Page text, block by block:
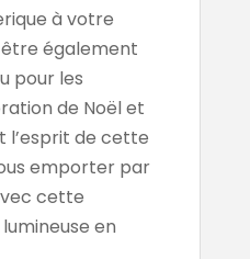
à votre
également
pour les
de Noël et
l’esprit de cette
emporter par
cette
en